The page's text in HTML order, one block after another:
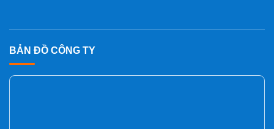
BẢN ĐỒ CÔNG TY